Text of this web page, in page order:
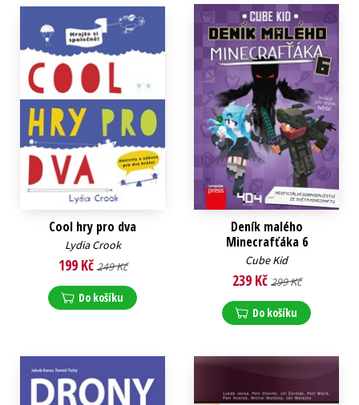
Cool hry pro dva
Lydia Crook
199 Kč 249 Kč
Do košíku
Deník malého
Minecrafťáka 6
Cube Kid
239 Kč 299 Kč
Do košíku